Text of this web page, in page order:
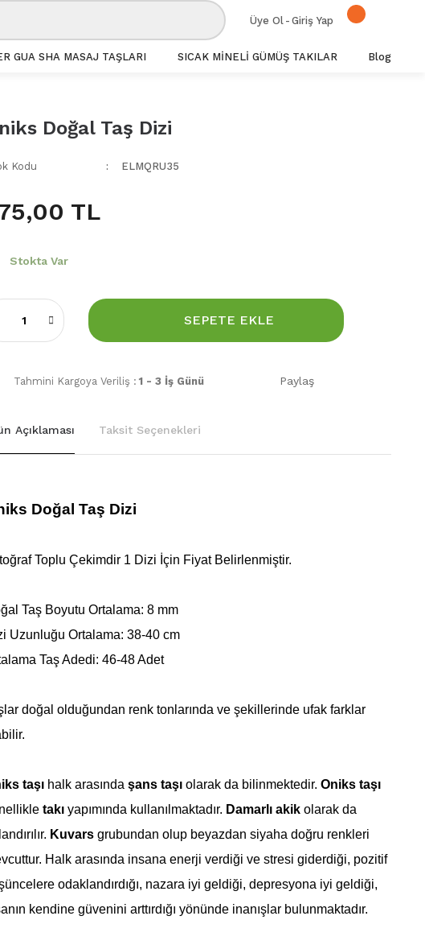
Üye Ol - Giriş Yap
GUA SHA MASAJ TAŞLARI SICAK MİNELİ GÜMÜŞ TAKILAR Blog
Doğal Taş Dizi
Kodu ELMQRU35
TL
Stokta Var
SEPETE EKLE
Tahmini Kargoya Veriliş : 1 - 3 İş Günü Paylaş
Açıklaması Taksit Seçenekleri
Doğal Taş Dizi
Toplu Çekimdir 1 Dizi İçin Fiyat Belirlenmiştir.
Taş Boyutu Ortalama: 8 mm
Uzunluğu Ortalama: 38-40 cm
Taş Adedi: 46-48 Adet
doğal olduğundan renk tonlarında ve şekillerinde ufak farklar
taşı halk arasında şans taşıolarak da bilinmektedir. Oniks taşı
takıyapımında kullanılmaktadır. Damarlı akikolarak da
Kuvarsgrubundan olup beyazdan siyaha doğru renkleri
Halk arasında insana enerji verdiği ve stresi giderdiği, pozitif
odaklandırdığı, nazara iyi geldiği, depresyona iyi geldiği,
kendine güvenini arttırdığı yönünde inanışlar bulunmaktadır.